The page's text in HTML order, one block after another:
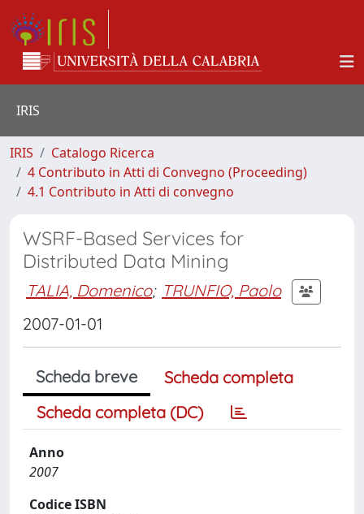
IRIS
IRIS
Catalogo Ricerca
4 Contributo in Atti di Convegno (Proceeding)
4.1 Contributo in Atti di convegno
WSRF-Based Services for
Distributed Data Mining
TALIA, Domenico; TRUNFIO, Paolo
2007-01-01
Scheda breve
Scheda completa
Scheda completa (DC)
Anno
2007
Codice ISBN